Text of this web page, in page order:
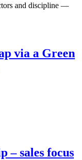
and discipline —
via a Green
– sales focus